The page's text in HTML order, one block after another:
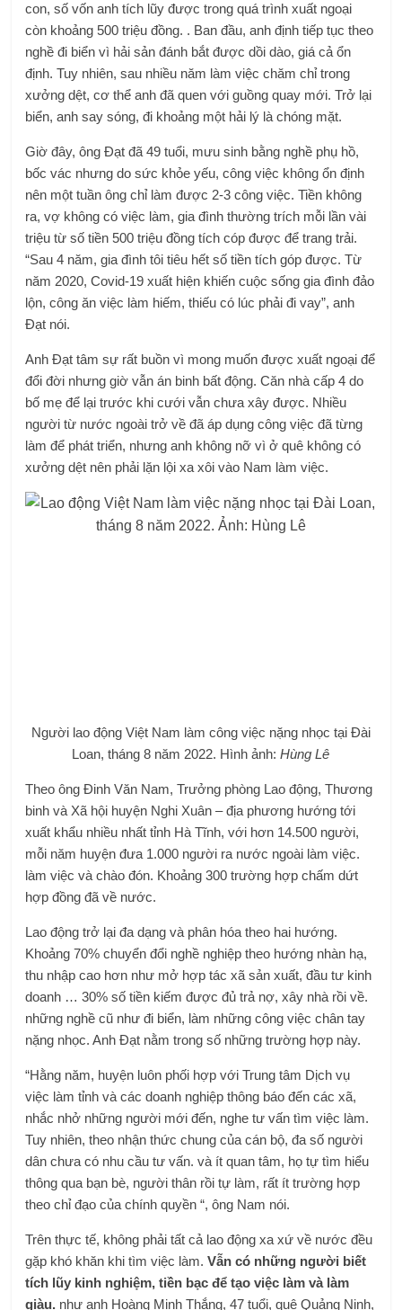
con, số vốn anh tích lũy được trong quá trình xuất ngoại
còn khoảng 500 triệu đồng. . Ban đầu, anh định tiếp tục theo
nghề đi biển vì hải sản đánh bắt được dồi dào, giá cả ổn
định. Tuy nhiên, sau nhiều năm làm việc chăm chỉ trong
xưởng dệt, cơ thể anh đã quen với guồng quay mới. Trở lại
biển, anh say sóng, đi khoảng một hải lý là chóng mặt.
Giờ đây, ông Đạt đã 49 tuổi, mưu sinh bằng nghề phụ hồ,
bốc vác nhưng do sức khỏe yếu, công việc không ổn định
nên một tuần ông chỉ làm được 2-3 công việc. Tiền không
ra, vợ không có việc làm, gia đình thường trích mỗi lần vài
triệu từ số tiền 500 triệu đồng tích cóp được để trang trải.
“Sau 4 năm, gia đình tôi tiêu hết số tiền tích góp được. Từ
năm 2020, Covid-19 xuất hiện khiến cuộc sống gia đình đảo
lộn, công ăn việc làm hiếm, thiếu có lúc phải đi vay”, anh
Đạt nói.
Anh Đạt tâm sự rất buồn vì mong muốn được xuất ngoại để
đổi đời nhưng giờ vẫn án binh bất động. Căn nhà cấp 4 do
bố mẹ để lại trước khi cưới vẫn chưa xây được. Nhiều
người từ nước ngoài trở về đã áp dụng công việc đã từng
làm để phát triển, nhưng anh không nỡ vì ở quê không có
xưởng dệt nên phải lặn lội xa xôi vào Nam làm việc.
Người lao động Việt Nam làm công việc nặng nhọc tại Đài
Loan, tháng 8 năm 2022. Hình ảnh:Hùng Lê
Theo ông Đinh Văn Nam, Trưởng phòng Lao động, Thương
binh và Xã hội huyện Nghi Xuân – địa phương hướng tới
xuất khẩu nhiều nhất tỉnh Hà Tĩnh, với hơn 14.500 người,
mỗi năm huyện đưa 1.000 người ra nước ngoài làm việc.
làm việc và chào đón. Khoảng 300 trường hợp chấm dứt
hợp đồng đã về nước.
Lao động trở lại đa dạng và phân hóa theo hai hướng.
Khoảng 70% chuyển đổi nghề nghiệp theo hướng nhàn hạ,
thu nhập cao hơn như mở hợp tác xã sản xuất, đầu tư kinh
doanh … 30% số tiền kiếm được đủ trả nợ, xây nhà rồi về.
những nghề cũ như đi biển, làm những công việc chân tay
nặng nhọc. Anh Đạt nằm trong số những trường hợp này.
“Hằng năm, huyện luôn phối hợp với Trung tâm Dịch vụ
việc làm tỉnh và các doanh nghiệp thông báo đến các xã,
nhắc nhở những người mới đến, nghe tư vấn tìm việc làm.
Tuy nhiên, theo nhận thức chung của cán bộ, đa số người
dân chưa có nhu cầu tư vấn. và ít quan tâm, họ tự tìm hiểu
thông qua bạn bè, người thân rồi tự làm, rất ít trường hợp
theo chỉ đạo của chính quyền “, ông Nam nói.
Trên thực tế, không phải tất cả lao động xa xứ về nước đều
gặp khó khăn khi tìm việc làm.Vẫn có những người biết
tích lũy kinh nghiệm, tiền bạc để tạo việc làm và làm
giàu. như anh Hoàng Minh Thắng, 47 tuổi, quê Quảng Ninh,